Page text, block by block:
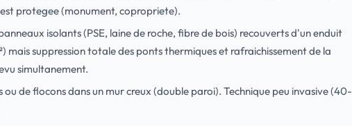
protegee (monument, copropriete).
isolants (PSE, laine de roche, fibre de bois) recouverts d'un enduit
suppression totale des ponts thermiques et rafraichissement de la
simultanement.
ou de flocons dans un mur creux (double paroi). Technique peu invasive (40-